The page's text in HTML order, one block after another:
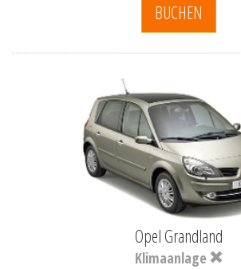
BUCHEN
Opel Grandland
Klimaanlage